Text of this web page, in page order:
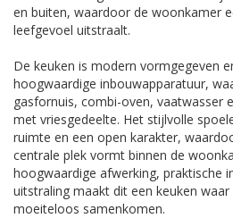
en buiten, waardoor de woonkamer
leefgevoel uitstraalt.
De keuken is modern vormgegeven
hoogwaardige inbouwapparatuur,
gasfornuis, combi-oven, vaatwasser
met vriesgedeelte. Het stijlvolle
ruimte en een open karakter,
centrale plek vormt binnen de
hoogwaardige afwerking, praktische
uitstraling maakt dit een keuken
moeiteloos samenkomen.